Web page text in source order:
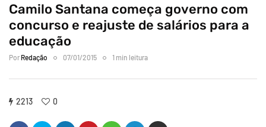
Camilo Santana começa governo com
concurso e reajuste de salários para a
educação
Por Redação 07/01/2015 1 min leitura
2213 0